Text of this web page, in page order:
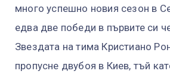
много успешно новия сезон в
едва две победи в първите си
Звездата на тима Кристиано
пропусне двубоя в Киев, тъй